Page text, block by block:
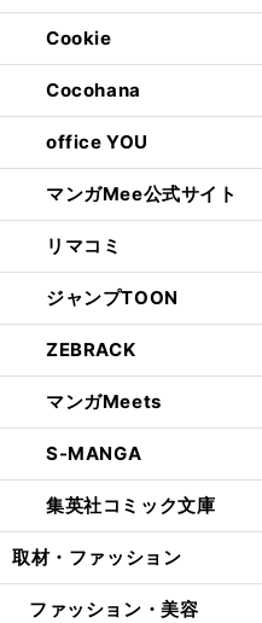
Cookie
Cocohana
office YOU
マンガMee公式サイト
リマコミ
ジャンプTOON
ZEBRACK
マンガMeets
S-MANGA
集英社コミック文庫
取材・ファッション
ファッション・美容